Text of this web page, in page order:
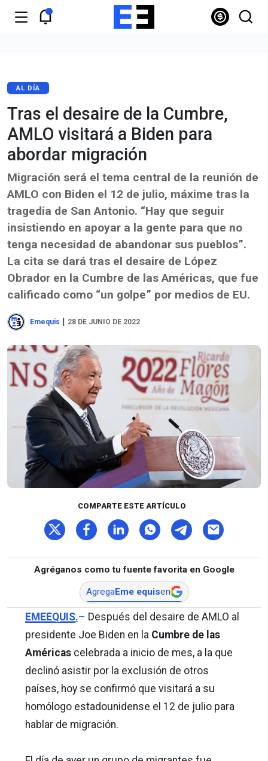
AL DÍA
Tras el desaire de la Cumbre,
AMLO visitará a Biden para
abordar migración
Migración será el tema central de la reunión de
AMLO con Biden el 12 de julio, máxime tras la
tragedia de San Antonio. “Hay que seguir
insistiendo en apoyar a la gente para que no
tenga necesidad de abandonar sus pueblos”.
La cita se dará tras el desaire de López
Obrador en la Cumbre de las Américas, que fue
calificado como “un golpe” por medios de EU.
Emequis | 28 DE JUNIO DE 2022
COMPARTE ESTE ARTÍCULO
Agréganos como tu fuente favorita en Google
AgregaEme equisen
EMEEQUIS.– Después del desaire de AMLO al
presidente Joe Biden en la Cumbre de las
Américas celebrada a inicio de mes, a la que
declinó asistir por la exclusión de otros
países, hoy se confirmó que visitará a su
homólogo estadounidense el 12 de julio para
hablar de migración.